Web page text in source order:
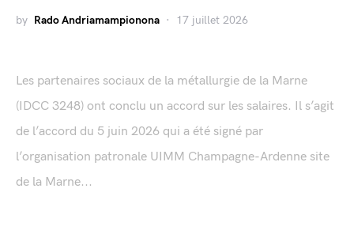
by Rado Andriamampionona 17 juillet 2026
Les partenaires sociaux de la métallurgie de la Marne
(IDCC 3248) ont conclu un accord sur les salaires. Il s’agit
de l’accord du 5 juin 2026 qui a été signé par
l’organisation patronale UIMM Champagne-Ardenne site
de la Marne...